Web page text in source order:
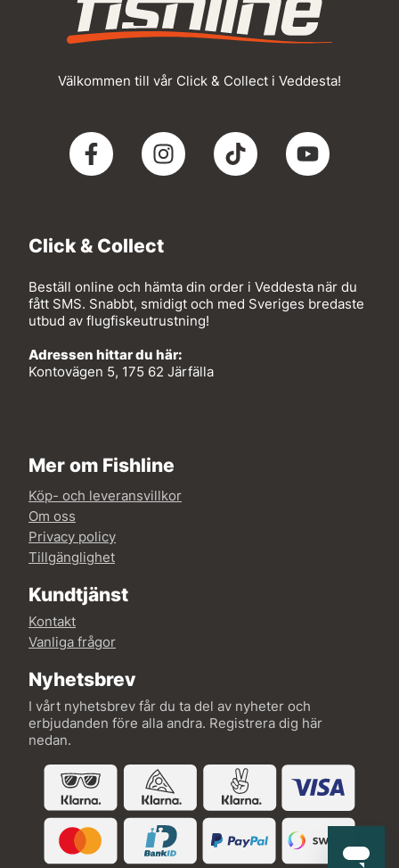
Välkommen till vår Click & Collect i Veddesta!
Click & Collect
Beställ online och hämta din order i Veddesta när du
fått SMS. Snabbt, smidigt och med Sveriges bredaste
utbud av flugfiskeutrustning!
Adressen hittar du här:
Kontovägen 5, 175 62 Järfälla
Mer om Fishline
Köp- och leveransvillkor
Om oss
Privacy policy
Tillgänglighet
Kundtjänst
Kontakt
Vanliga frågor
Nyhetsbrev
I vårt nyhetsbrev får du ta del av nyheter och
erbjudanden före alla andra. Registrera dig här
nedan.